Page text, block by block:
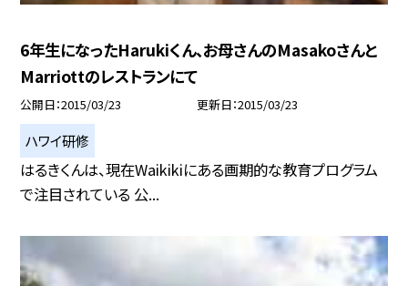
6年生になったHarukiくん、お母さんのMasakoさんと
Marriottのレストランにて
公開日 2015/03/23 更新日 2015/03/23
ハワイ研修
はるきくんは、現在Waikikiにある画期的な教育プログラム
で注目されている 公...